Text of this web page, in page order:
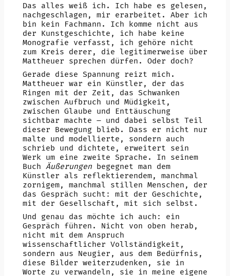
Das alles weiß ich. Ich habe es gelesen,
nachgeschlagen, mir erarbeitet. Aber ich
bin kein Fachmann. Ich komme nicht aus
der Kunstgeschichte, ich habe keine
Monografie verfasst, ich gehöre nicht
zum Kreis derer, die legitimerweise über
Mattheuer sprechen dürfen. Oder doch?
Gerade diese Spannung reizt mich.
Mattheuer war ein Künstler, der das
Ringen mit der Zeit, das Schwanken
zwischen Aufbruch und Müdigkeit,
zwischen Glaube und Enttäuschung
sichtbar machte – und dabei selbst Teil
dieser Bewegung blieb. Dass er nicht nur
malte und modellierte, sondern auch
schrieb und dichtete, erweitert sein
Werk um eine zweite Sprache. In seinem
Buch Äußerungenbegegnet man dem
Künstler als reflektierendem, manchmal
zornigem, manchmal stillen Menschen, der
das Gespräch sucht: mit der Geschichte,
mit der Gesellschaft, mit sich selbst.
Und genau das möchte ich auch: ein
Gespräch führen. Nicht von oben herab,
nicht mit dem Anspruch
wissenschaftlicher Vollständigkeit,
sondern aus Neugier, aus dem Bedürfnis,
diese Bilder weiterzudenken, sie in
Worte zu verwandeln, sie in meine eigene